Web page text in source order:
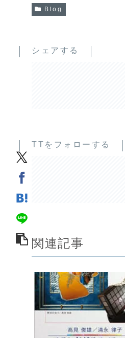
Blog
シェアする
TTをフォローする
関連記事